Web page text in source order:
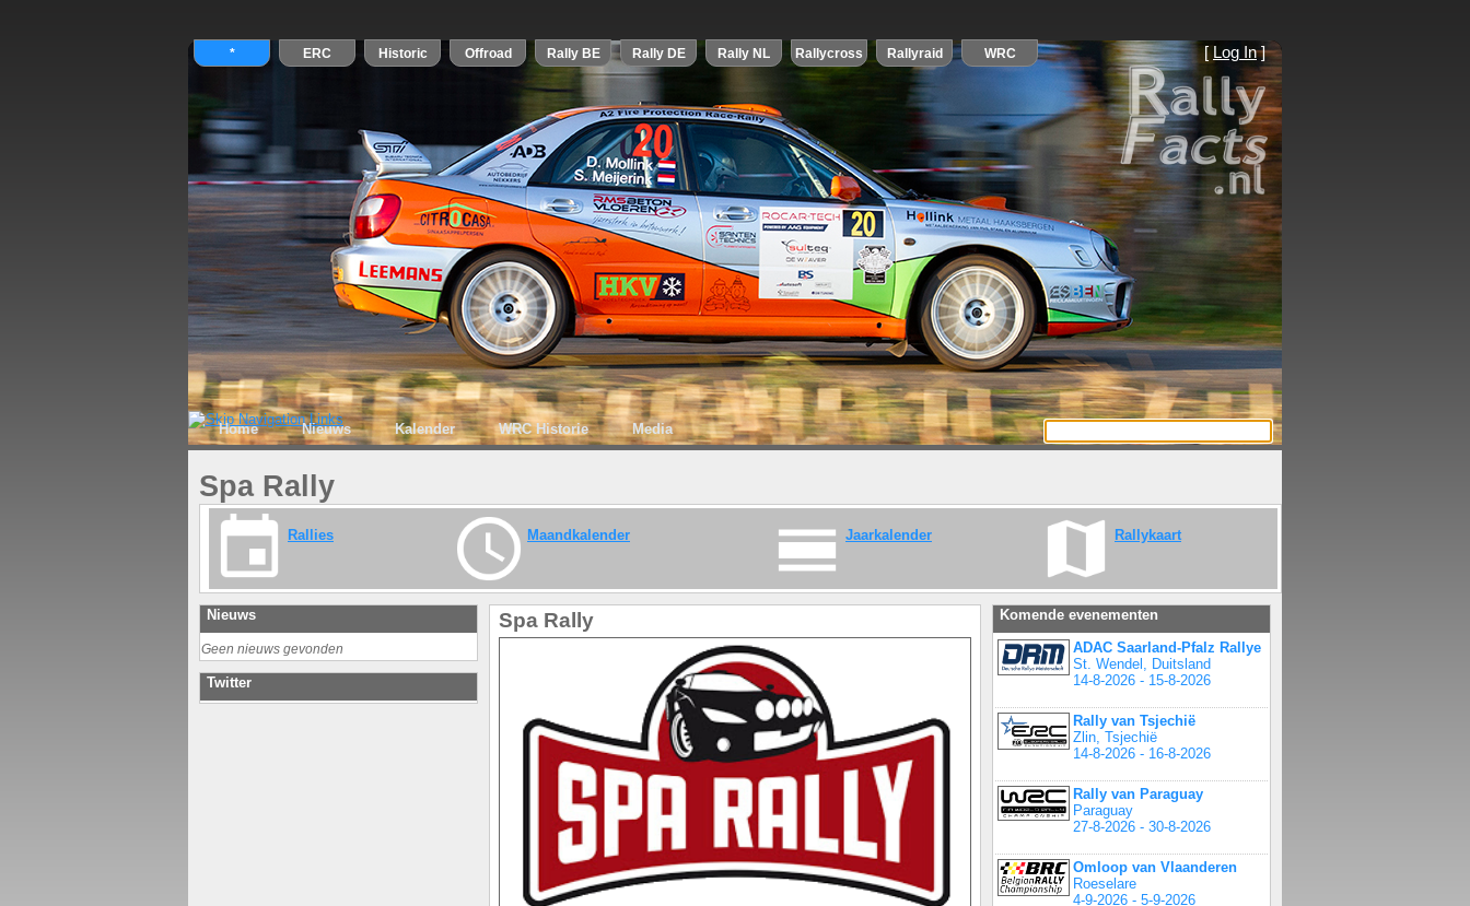
[ Log In]
Home Nieuws Kalender WRC Historie Media
Spa Rally
Rallies Maandkalender Jaarkalender Rallykaart
Nieuws
Geen nieuws gevonden
Twitter
Spa Rally
Komende evenementen
ADAC Saarland-Pfalz Rallye
St. Wendel, Duitsland
14-8-2026 - 15-8-2026
Rally van Tsjechië
Zlin, Tsjechië
14-8-2026 - 16-8-2026
Rally van Paraguay
Paraguay
27-8-2026 - 30-8-2026
Omloop van Vlaanderen
Roeselare
4-9-2026 - 5-9-2026